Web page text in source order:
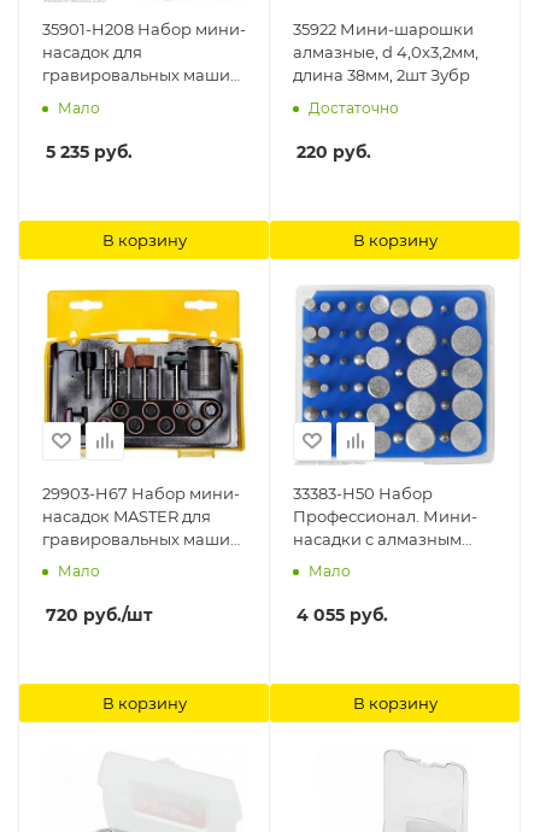
35901-H208 Набор мини-
насадок для
гравировальных машин,
208 предметов Зубр
Мало
5 235 руб.
В корзину
35922 Мини-шарошки
алмазные, d 4,0x3,2мм,
длина 38мм, 2шт Зубр
Достаточно
220 руб.
В корзину
29903-H67 Набор мини-
насадок MASTER для
гравировальных машин,
67 предметов,
Мало
720 руб./шт
В корзину
33383-H50 Набор
Профессионал. Мини-
насадки с алмазным
напылением в
180, хвостовик 3мм, 50
предметов Зубр
Мало
4 055 руб.
В корзину